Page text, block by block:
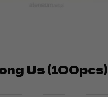
Us (100pcs)